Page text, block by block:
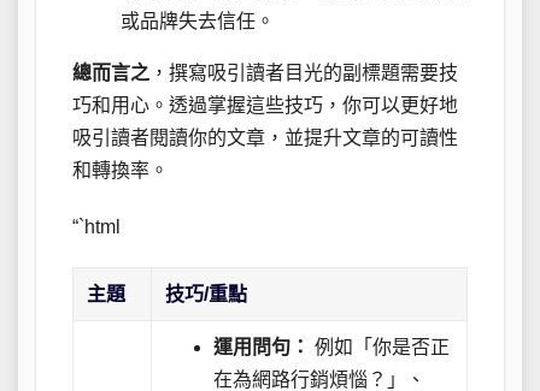
或品牌失去信任。
總而言之 ，撰寫吸引讀者目光的副標題需要技
巧和用心。透過掌握這些技巧，你可以更好地
吸引讀者閱讀你的文章，並提升文章的可讀性
和轉換率。
“`html
主題 技巧/重點
運用問句： 例如「你是否正
在為網路行銷煩惱？」、